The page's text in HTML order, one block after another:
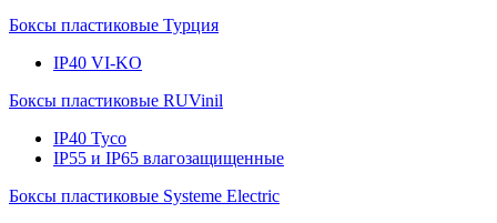
Боксы пластиковые Турция
IP40 VI-KO
Боксы пластиковые RUVinil
IP40 Тусо
IP55 и IP65 влагозащищенные
Боксы пластиковые Systeme Electric